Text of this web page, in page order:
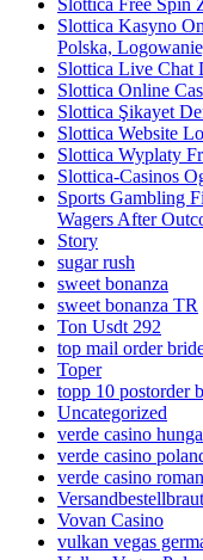
Slottica Free Spin
Slottica Kasyno
Polska,
Slottica Live Chat
Slottica Online
Slottica Şikayet
Slottica Website
Slottica Wyplaty
Slottica-Casinos
Sports Gambling
Wagers After
Story
sugar rush
sweet bonanza
sweet bonanza TR
Ton Usdt 292
top mail order
Toper
topp 10 postorder
Uncategorized
verde casino
verde casino
verde casino
Vovan Casino
vulkan vegas